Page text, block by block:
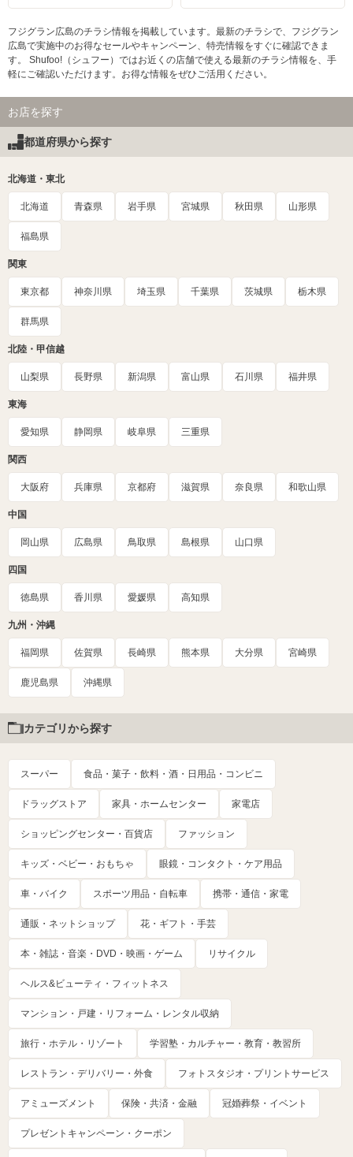
フジグラン広島のチラシ情報を掲載しています。最新のチラシで、フジグラン
広島で実施中のお得なセールやキャンペーン、特売情報をすぐに確認できま
す。 Shufoo!（シュフー）ではお近くの店舗で使える最新のチラシ情報を、手
軽にご確認いただけます。お得な情報をぜひご活用ください。
お店を探す
都道府県から探す
北海道・東北
北海道 青森県 岩手県 宮城県 秋田県 山形県
福島県
関東
東京都 神奈川県 埼玉県 千葉県 茨城県 栃木県
群馬県
北陸・甲信越
山梨県 長野県 新潟県 富山県 石川県 福井県
東海
愛知県 静岡県 岐阜県 三重県
関西
大阪府 兵庫県 京都府 滋賀県 奈良県 和歌山県
中国
岡山県 広島県 鳥取県 島根県 山口県
四国
徳島県 香川県 愛媛県 高知県
九州・沖縄
福岡県 佐賀県 長崎県 熊本県 大分県 宮崎県
鹿児島県 沖縄県
カテゴリから探す
スーパー 食品・菓子・飲料・酒・日用品・コンビニ
ドラッグストア 家具・ホームセンター 家電店
ショッピングセンター・百貨店 ファッション
キッズ・ベビー・おもちゃ 眼鏡・コンタクト・ケア用品
車・バイク スポーツ用品・自転車 携帯・通信・家電
通販・ネットショップ 花・ギフト・手芸
本・雑誌・音楽・DVD・映画・ゲーム リサイクル
ヘルス&ビューティ・フィットネス
マンション・戸建・リフォーム・レンタル収納
旅行・ホテル・リゾート 学習塾・カルチャー・教育・教習所
レストラン・デリバリー・外食 フォトスタジオ・プリントサービス
アミューズメント 保険・共済・金融 冠婚葬祭・イベント
プレゼントキャンペーン・クーポン